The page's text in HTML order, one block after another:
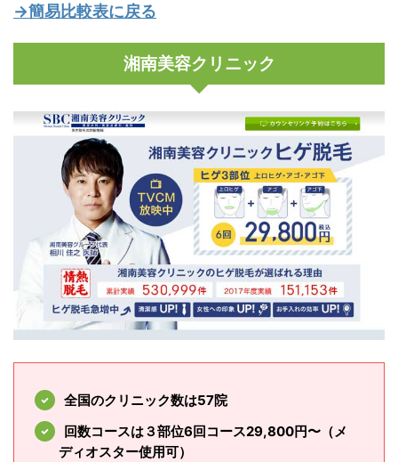
→簡易比較表に戻る
湘南美容クリニック
全国のクリニック数は57院
回数コースは３部位6回コース29,800円〜（メ
ディオスター使用可）